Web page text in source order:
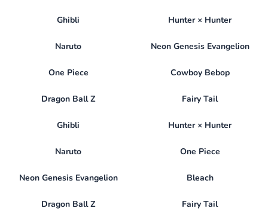
Ghibli Hunter × Hunter
Naruto Neon Genesis Evangelion
One Piece Cowboy Bebop
Dragon Ball Z Fairy Tail
Ghibli Hunter × Hunter
Naruto One Piece
Neon Genesis Evangelion Bleach
Dragon Ball Z Fairy Tail